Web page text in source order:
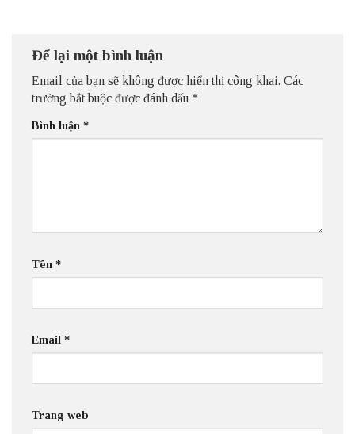
Để lại một bình luận
Email của bạn sẽ không được hiển thị công khai. Các
trường bắt buộc được đánh dấu *
Bình luận *
Tên *
Email *
Trang web